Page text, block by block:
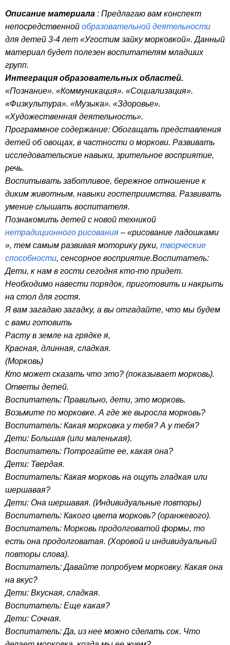
Описание материала : Предлагаю вам конспект
непосредственной образовательной деятельности
для детей 3-4 лет «Угостим зайку морковкой». Данный
материал будет полезен воспитателям младших
групп.
Интеграция образовательных областей.
«Познание». «Коммуникация». «Социализация».
«Физкультура». «Музыка». «Здоровье».
«Художественная деятельность».
Программное содержание: Обогащать представления
детей об овощах, в частности о моркови. Развивать
исследовательские навыки, зрительное восприятие,
речь.
Воспитывать заботливое, бережное отношение к
диким животным, навыки гостеприимства. Развивать
умение слышать воспитателя.
Познакомить детей с новой техникой
нетрадиционного рисования – «рисование ладошками
», тем самым развивая моторику руки, творческие
способности, сенсорное восприятие.Воспитатель:
Дети, к нам в гости сегодня кто-то придет.
Необходимо навести порядок, приготовить и накрыть
на стол для гостя.
Я вам загадаю загадку, а вы отгадайте, что мы будем
с вами готовить
Расту в земле на грядке я,
Красная, длинная, сладкая.
(Морковь)
Кто может сказать что это? (показывает морковь).
Ответы детей.
Воспитатель: Правильно, дети, это морковь.
Возьмите по морковке. А где же выросла морковь?
Воспитатель: Какая морковка у тебя? А у тебя?
Дети: Большая (или маленькая).
Воспитатель: Потрогайте ее, какая она?
Дети: Твердая.
Воспитатель: Какая морковь на ощупь гладкая или
шершавая?
Дети: Она шершавая. (Индивидуальные повторы)
Воспитатель: Какого цвета морковь? (оранжевого).
Воспитатель: Морковь продолговатой формы, то
есть она продолговатая. (Хоровой и индивидуальный
повторы слова).
Воспитатель: Давайте попробуем морковку. Какая она
на вкус?
Дети: Вкусная, сладкая.
Воспитатель: Еще какая?
Дети: Сочная.
Воспитатель: Да, из нее можно сделать сок. Что